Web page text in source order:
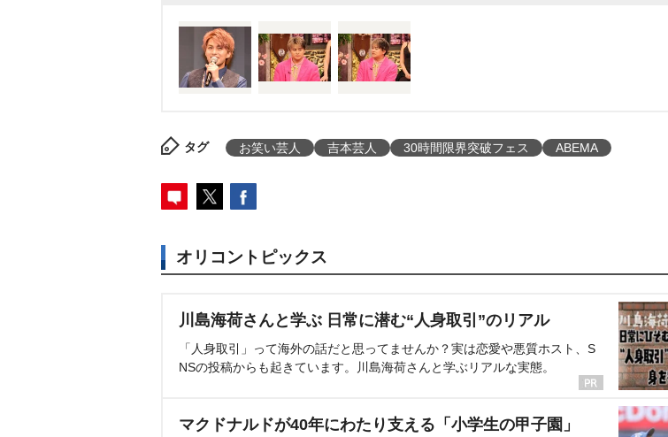
タグ お笑い芸人 吉本芸人 30時間限界突破フェス ABEMA
オリコントピックス
川島海荷さんと学ぶ 日常に潜む“人身取引”のリアル
「人身取引」って海外の話だと思ってませんか？実は恋愛や悪質ホスト、S
NSの投稿からも起きています。川島海荷さんと学ぶリアルな実態。
マクドナルドが40年にわたり支える「小学生の甲子園」